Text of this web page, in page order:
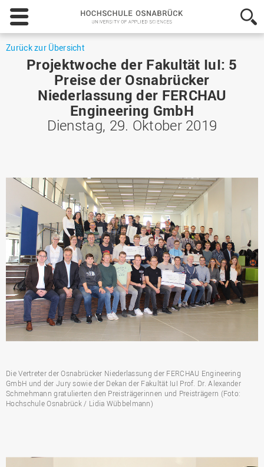
Hochschule
Osnabrück
-
of
Applied
Sciences
Zurück zur Übersicht
Projektwoche der Fakultät IuI: 5
Preise der Osnabrücker
Niederlassung der FERCHAU
Engineering GmbH
Dienstag, 29. Oktober 2019
Die Vertreter der Osnabrücker Niederlassung der FERCHAU Engineering
GmbH und der Jury sowie der Dekan der Fakultät IuI Prof. Dr. Alexander
Schmehmann gratulierten den Preisträgerinnen und Preisträgern (Foto:
Hochschule Osnabrück / Lidia Wübbelmann)